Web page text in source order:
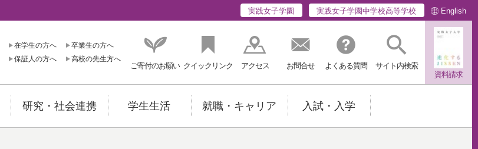
実践女子学園 実践女子学園中学校高等学校 English
在学生の方へ
卒業生の方へ
保証人の方へ
高校の先生方へ
ご寄付のお願い クイックリンク アクセス お問合せ よくある質問
サイト内検索
資料請求
研究・社会連携 学生生活 就職・キャリア 入試・入学